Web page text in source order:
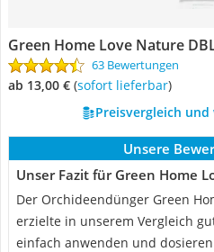
Green Home Love Nature
63 Bewertungen
ab 13,00 € ( Sofort lieferbar)
Preisvergleich
Unsere
Unser Fazit für Green Home
Der Orchideendünger Green
erzielte in unserem Vergleich
einfach anwenden und